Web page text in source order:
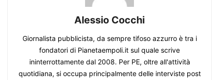
Alessio Cocchi
Giornalista pubblicista, da sempre tifoso azzurro è tra i
fondatori di Pianetaempoli.it sul quale scrive
ininterrottamente dal 2008. Per PE, oltre all'attività
quotidiana, si occupa principalmente delle interviste post